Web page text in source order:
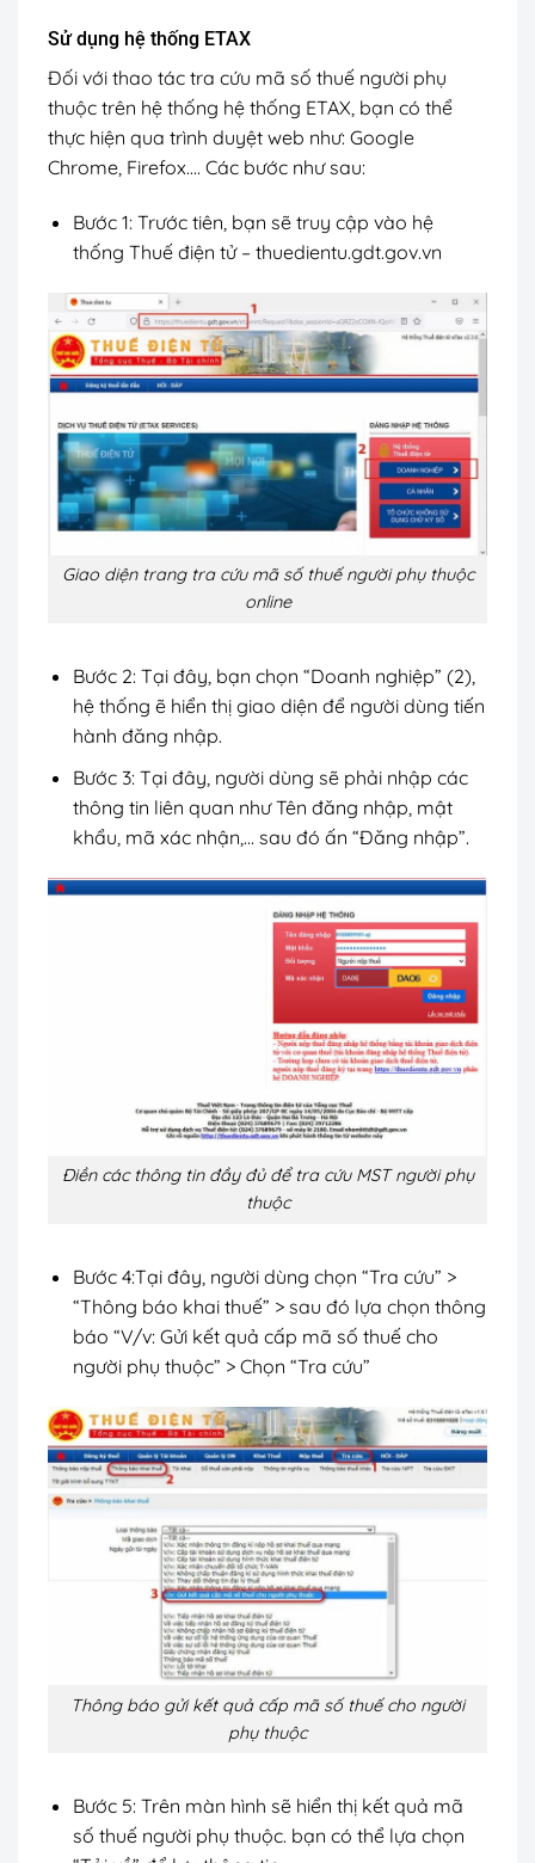
Sử dụng hệ thống ETAX
Đối với thao tác tra cứu mã số thuế người phụ
thuộc trên hệ thống hệ thống ETAX, bạn có thể
thực hiện qua trình duyệt web như: Google
Chrome, Firefox…. Các bước như sau:
Bước 1: Trước tiên, bạn sẽ truy cập vào hệ
thống Thuế điện tử – thuedientu.gdt.gov.vn
Giao diện trang tra cứu mã số thuế người phụ thuộc
online
Bước 2: Tại đây, bạn chọn “Doanh nghiệp” (2),
hệ thống ẽ hiển thị giao diện để người dùng tiến
hành đăng nhập.
Bước 3: Tại đây, người dùng sẽ phải nhập các
thông tin liên quan như Tên đăng nhập, mật
khẩu, mã xác nhận,… sau đó ấn “Đăng nhập”.
Điền các thông tin đầy đủ để tra cứu MST người phụ
thuộc
Bước 4:Tại đây, người dùng chọn “Tra cứu” >
“Thông báo khai thuế” > sau đó lựa chọn thông
báo “V/v: Gửi kết quả cấp mã số thuế cho
người phụ thuộc” > Chọn “Tra cứu”
Thông báo gửi kết quả cấp mã số thuế cho người
phụ thuộc
Bước 5: Trên màn hình sẽ hiển thị kết quả mã
số thuế người phụ thuộc. bạn có thể lựa chọn